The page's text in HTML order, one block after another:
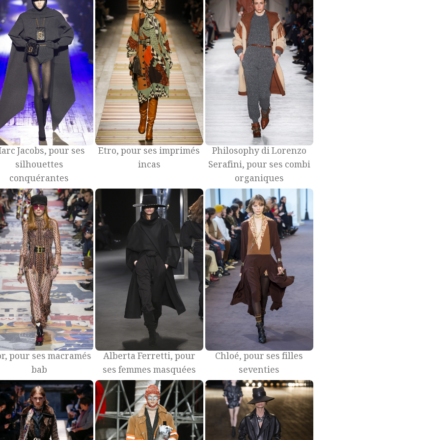
Jacobs, pour ses
silhouettes
conquérantes
Etro, pour ses imprimés
incas
Philosophy di Lorenzo
Serafini, pour ses combi
organiques
pour ses macramés
bab
Alberta Ferretti, pour
ses femmes masquées
Chloé, pour ses filles
seventies